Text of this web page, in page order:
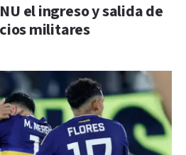
el ingreso y salida de
militares